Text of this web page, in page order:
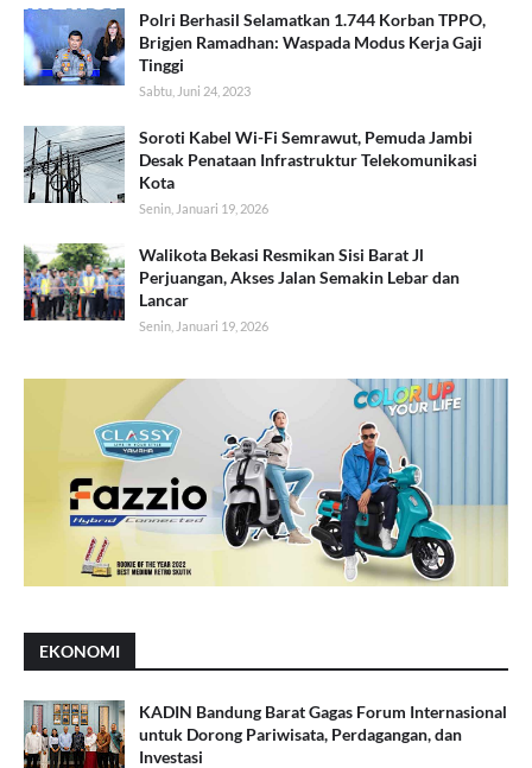
Polri Berhasil Selamatkan 1.744 Korban TPPO,
Brigjen Ramadhan: Waspada Modus Kerja Gaji
Tinggi
Sabtu, Juni 24, 2023
Soroti Kabel Wi-Fi Semrawut, Pemuda Jambi
Desak Penataan Infrastruktur Telekomunikasi
Kota
Senin, Januari 19, 2026
Walikota Bekasi Resmikan Sisi Barat Jl
Perjuangan, Akses Jalan Semakin Lebar dan
Lancar
Senin, Januari 19, 2026
EKONOMI
KADIN Bandung Barat Gagas Forum Internasional
untuk Dorong Pariwisata, Perdagangan, dan
Investasi